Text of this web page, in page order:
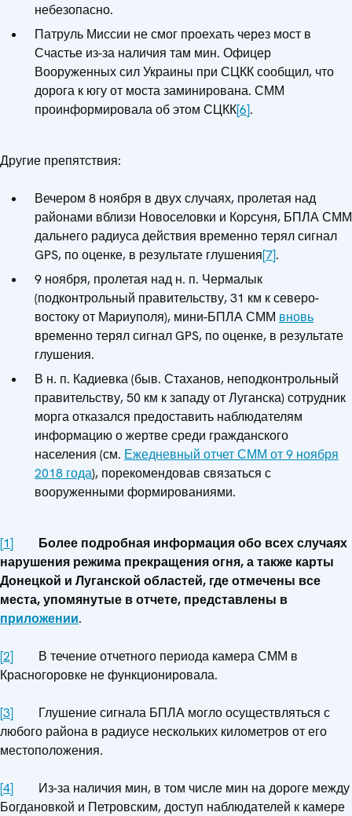
небезопасно.
Патруль Миссии не смог проехать через мост в
Счастье из-за наличия там мин. Офицер
Вооруженных сил Украины при СЦКК сообщил, что
дорога к югу от моста заминирована. СММ
проинформировала об этом СЦКК[6].
Другие препятствия:
Вечером 8 ноября в двух случаях, пролетая над
районами вблизи Новоселовки и Корсуня, БПЛА СММ
дальнего радиуса действия временно терял сигнал
GPS, по оценке, в результате глушения[7].
9 ноября, пролетая над н. п. Чермалык
(подконтрольный правительству, 31 км к северо-
востоку от Мариуполя), мини-БПЛА СММ вновь
временно терял сигнал GPS, по оценке, в результате
глушения.
В н. п. Кадиевка (быв. Стаханов, неподконтрольный
правительству, 50 км к западу от Луганска) сотрудник
морга отказался предоставить наблюдателям
информацию о жертве среди гражданского
населения (см. Ежедневный отчет СММ от 9 ноября
2018 года), порекомендовав связаться с
вооруженными формированиями.
[1]
Более подробная информация обо всех случаях
нарушения режима прекращения огня, а также карты
Донецкой и Луганской областей, где отмечены все
места, упомянутые в отчете, представлены в
приложении.
[2] В течение отчетного периода камера СММ в
Красногоровке не функционировала.
[3] Глушение сигнала БПЛА могло осуществляться с
любого района в радиусе нескольких километров от его
местоположения.
[4] Из-за наличия мин, в том числе мин на дороге между
Богдановкой и Петровским, доступ наблюдателей к камере